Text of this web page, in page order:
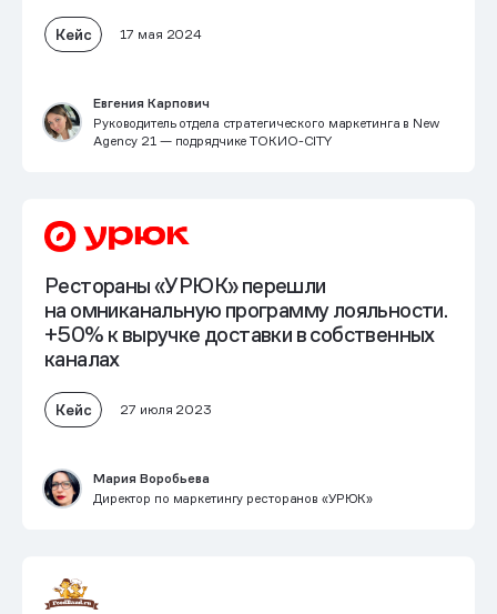
Кейс 17 мая 2024
Евгения Карпович
Руководитель отдела стратегического маркетинга в New
Agency 21 — подрядчике ТОКИО-CITY
Рестораны «УРЮК» перешли
на омниканальную программу лояльности.
+50% к выручке доставки в собственных
каналах
Кейс 27 июля 2023
Мария Воробьева
Директор по маркетингу ресторанов «УРЮК»